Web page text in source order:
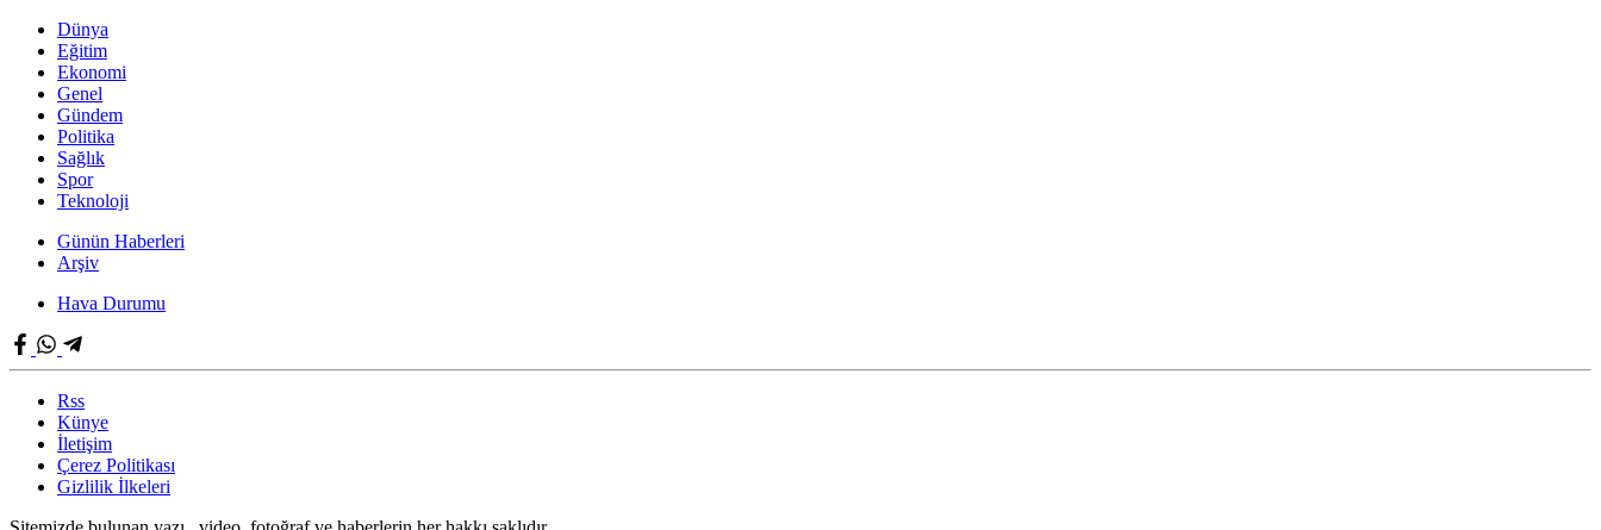
Dünya
Eğitim
Ekonomi
Genel
Gündem
Politika
Sağlık
Spor
Teknoloji
Günün Haberleri
Arşiv
Hava Durumu
Rss
Künye
İletişim
Çerez Politikası
Gizlilik İlkeleri